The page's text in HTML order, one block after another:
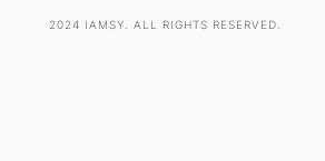
2024 IAMSY. ALL RIGHTS RESERVED.